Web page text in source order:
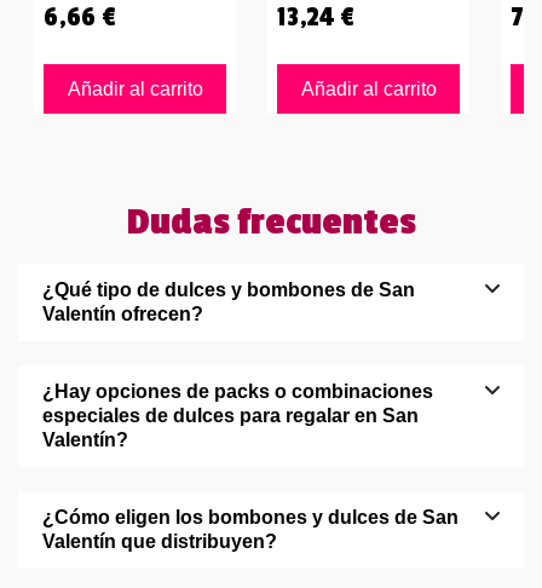
6,66 €
Añadir al carrito
13,24 €
Añadir al carrito
Dudas frecuentes
¿Qué tipo de dulces y bombones de San
Valentín ofrecen?
¿Hay opciones de packs o combinaciones
especiales de dulces para regalar en San
Valentín?
¿Cómo eligen los bombones y dulces de San
Valentín que distribuyen?